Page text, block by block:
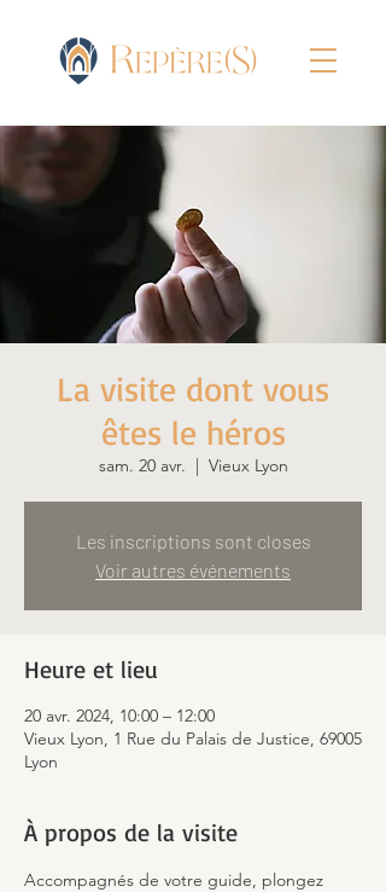
La visite dont vous
êtes le héros
sam. 20 avr.
  |
Vieux Lyon
Les inscriptions sont closes
Voir autres événements
Heure et lieu
20 avr. 2024, 10:00 – 12:00
Vieux Lyon, 1 Rue du Palais de Justice, 69005
Lyon
À propos de la visite
Accompagnés de votre guide, plongez